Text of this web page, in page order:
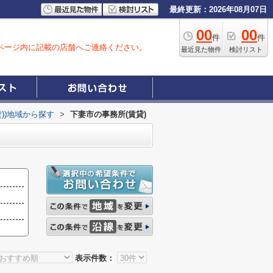
最終更新：2026年08月07日
00件
最近見た物件
00件
検討リスト
ジ内に記載の店舗へご連絡ください。
地域から探す > 下妻市の事務所(賃貸)
表示件数：